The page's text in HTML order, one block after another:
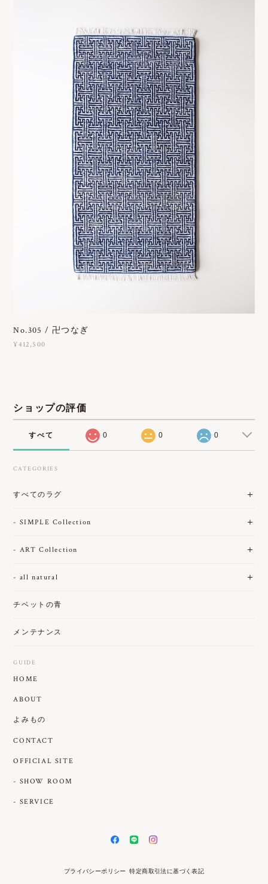
No.305 / 卍つなぎ
¥412,500
ショップの評価
すべて 0 0 0
CATEGORIES
すべてのラグ
- SIMPLE Collection
- ART Collection
- all natural
チベットの青
メンテナンス
GUIDE
HOME
ABOUT
よみもの
CONTACT
OFFICIAL SITE
- SHOW ROOM
- SERVICE
プライバシーポリシー 特定商取引法に基づく表記